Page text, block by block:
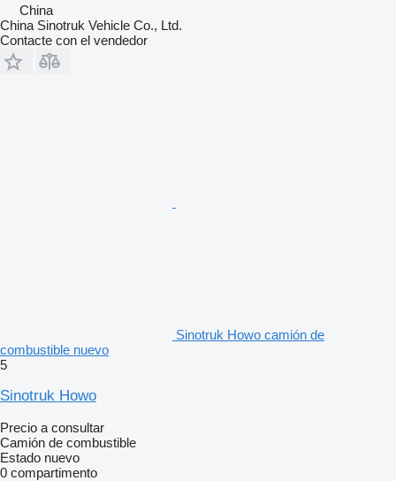
China
China Sinotruk Vehicle Co., Ltd.
Contacte con el vendedor
Sinotruk Howo camión de
combustible nuevo
5
Sinotruk Howo
Precio a consultar
Camión de combustible
Estado nuevo
0 compartimento